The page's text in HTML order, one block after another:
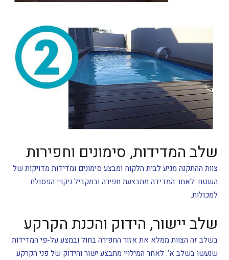
שלב המדידות, סימונים וחפירות
צוות ההתקנה מגיע לבית הלקוח ומבצע סימונים ומדידות מדויקות של
השטח. לאחר המדידה מתבצעת חפירה ובמקביל ניקויי הפסולת
למכולות.
שלב יישור, הידוק והכנת הקרקע
בשלב זה הצוות ממלא את אזור החפירה בחול ובמצע על-פי המדידות
שנעשו בשלב א’. לאחר המילויי מתבצע ישור והידוק של פני הקרקע